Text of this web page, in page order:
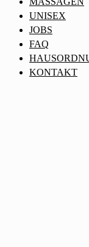
UNISEX
JOBS
FAQ
KONTAKT